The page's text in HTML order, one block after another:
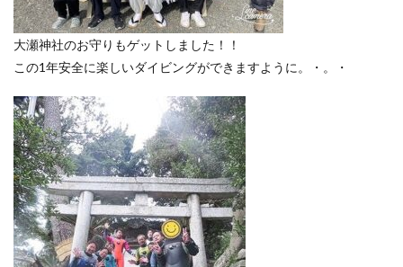
大瀬神社のお守りもゲットしました！！
この1年安全に楽しいダイビングができますように。・。・